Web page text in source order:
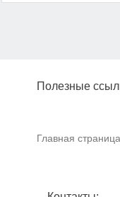
Полезные
Главная страница